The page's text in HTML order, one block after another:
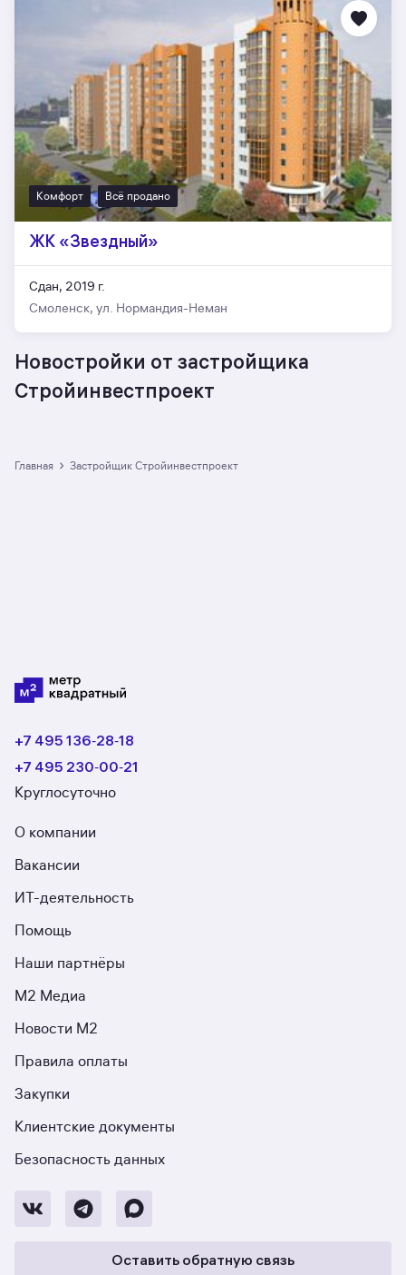
Комфорт Всё продано
ЖК «Звездный»
Сдан, 2019 г.
Смоленск, ул. Нормандия-Неман
Новостройки от застройщика
Стройинвестпроект
Главная › Застройщик Стройинвестпроект
+7 495 136‑28‑18
+7 495 230‑00‑21
Круглосуточно
О компании
Вакансии
ИТ-деятельность
Помощь
Наши партнёры
М2 Медиа
Новости М2
Правила оплаты
Закупки
Клиентские документы
Безопасность данных
Оставить обратную связь